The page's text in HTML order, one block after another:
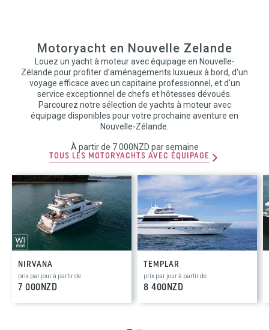
Motoryacht en Nouvelle Zelande
Louez un yacht à moteur avec équipage en Nouvelle-
Zélande pour profiter d'aménagements luxueux à bord, d'un
voyage efficace avec un capitaine professionnel, et d'un
service exceptionnel de chefs et hôtesses dévoués.
Parcourez notre sélection de yachts à moteur avec
équipage disponibles pour votre prochaine aventure en
Nouvelle-Zélande.
À partir de 7 000NZD par semaine
TOUS LES MOTORYACHTS AVEC ÉQUIPAGE
NIRVANA
prix par jour à partir de
7 000NZD
TEMPLAR
prix par jour à partir de
8 400NZD